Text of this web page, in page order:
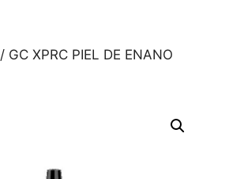
/ GC XPRC PIEL DE ENANO